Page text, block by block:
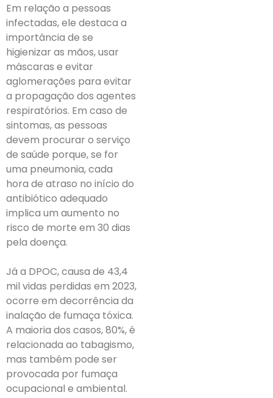
Em relação a pessoas
infectadas, ele destaca a
importância de se
higienizar as mãos, usar
máscaras e evitar
aglomerações para evitar
a propagação dos agentes
respiratórios. Em caso de
sintomas, as pessoas
devem procurar o serviço
de saúde porque, se for
uma pneumonia, cada
hora de atraso no início do
antibiótico adequado
implica um aumento no
risco de morte em 30 dias
pela doença.
Já a DPOC, causa de 43,4
mil vidas perdidas em 2023,
ocorre em decorrência da
inalação de fumaça tóxica.
A maioria dos casos, 80%, é
relacionada ao tabagismo,
mas também pode ser
provocada por fumaça
ocupacional e ambiental.